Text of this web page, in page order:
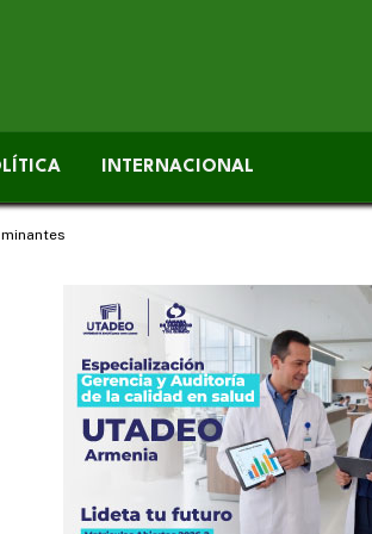
INTERNACIONAL